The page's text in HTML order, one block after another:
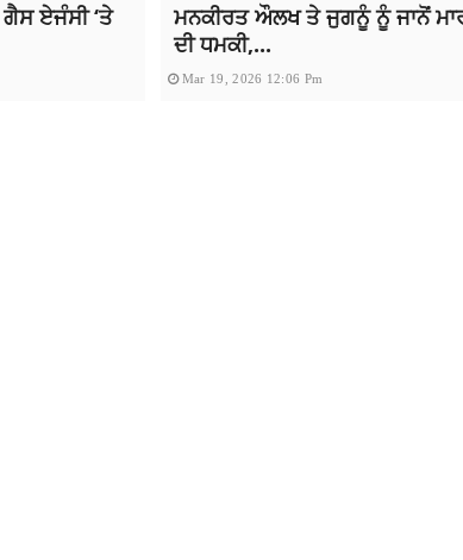
ਏਜੰਸੀ ‘ਤੇ
ਮਨਕੀਰਤ ਔਲਖ ਤੇ ਜੁਗਨੂੰ ਨੂੰ ਜਾਨੋਂ
ਦੀ ਧਮਕੀ,...
Mar 19, 2026 12:06 Pm